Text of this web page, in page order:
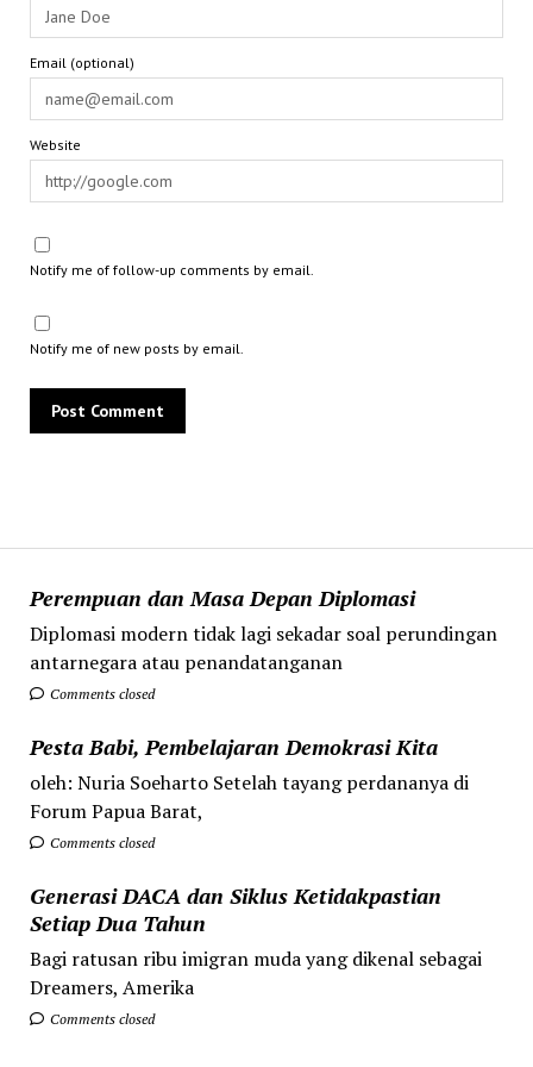
Perempuan dan Masa Depan Diplomasi
Diplomasi modern tidak lagi sekadar soal perundingan
antarnegara atau penandatanganan
Comments closed
Pesta Babi, Pembelajaran Demokrasi Kita
oleh: Nuria Soeharto Setelah tayang perdananya di
Forum Papua Barat,
Comments closed
Generasi DACA dan Siklus Ketidakpastian
Setiap Dua Tahun
Bagi ratusan ribu imigran muda yang dikenal sebagai
Dreamers, Amerika
Comments closed
Email (optional)
Website
Notify me of follow-up comments by email.
Notify me of new posts by email.